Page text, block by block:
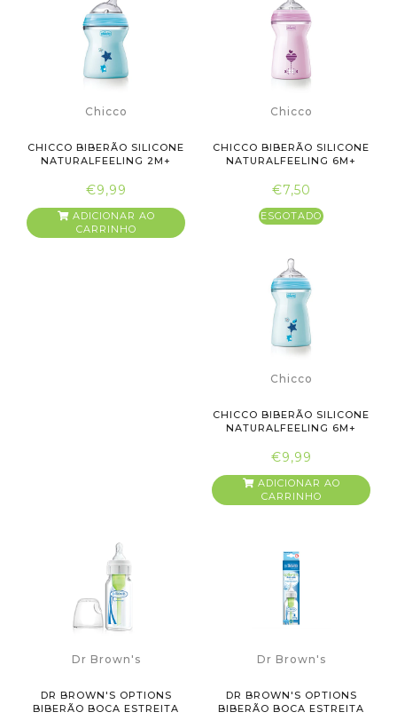
Chicco
CHICCO BIBERÃO SILICONE
NATURALFEELING 2M+
€9,99
ADICIONAR AO
CARRINHO
Chicco
CHICCO BIBERÃO SILICONE
NATURALFEELING 6M+
€7,50
ESGOTADO
Chicco
CHICCO BIBERÃO SILICONE
NATURALFEELING 6M+
€9,99
ADICIONAR AO
CARRINHO
Dr Brown's
DR BROWN'S OPTIONS
BIBERÃO BOCA ESTREITA
Dr Brown's
DR BROWN'S OPTIONS
BIBERÃO BOCA ESTREITA